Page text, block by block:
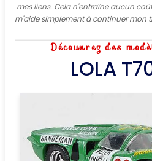
mes liens. Cela n'entraîne aucun
m'aide simplement à continuer mon
Découvrez des
LOLA